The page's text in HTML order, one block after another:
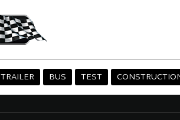
TRAILER BUS TEST